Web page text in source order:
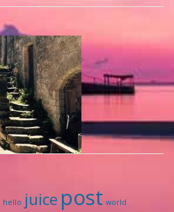
hello juice post world